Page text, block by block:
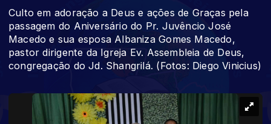
Culto em adoração a Deus e ações de Graças pela
passagem do Aniversário do Pr. Juvêncio José
Macedo e sua esposa Albaniza Gomes Macedo,
pastor dirigente da Igreja Ev. Assembleia de Deus,
congregação do Jd. Shangrilá. (Fotos: Diego Vinicius)